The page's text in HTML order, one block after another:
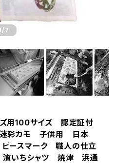
/7
用100サイズ 認定証付
彩カモ 子供用 日本
スマーク 職人の仕立
濱いちシャツ 焼津 浜通